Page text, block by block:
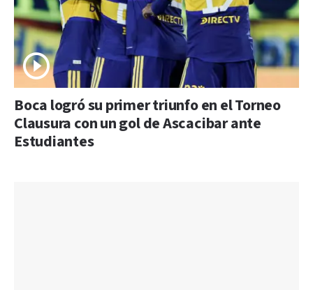
Boca logró su primer triunfo en el Torneo
Clausura con un gol de Ascacibar ante
Estudiantes